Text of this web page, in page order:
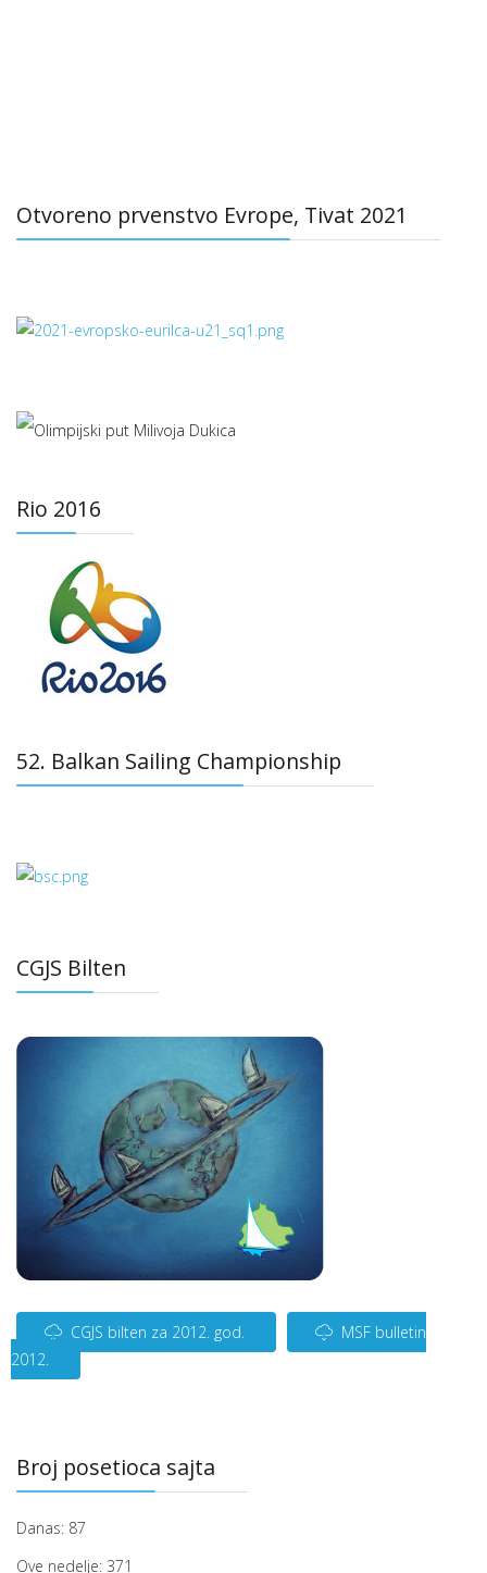
Otvoreno prvenstvo Evrope, Tivat 2021
Rio 2016
52. Balkan Sailing Championship
CGJS Bilten
CGJS bilten za 2012. god.
MSF bulletin
2012.
Broj posetioca sajta
Danas: 87
Ove nedelje: 371